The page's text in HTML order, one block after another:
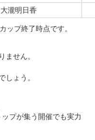
大瀧明日香
ップ終了時点です。
ません。
しょう。
プが集う開催でも実力